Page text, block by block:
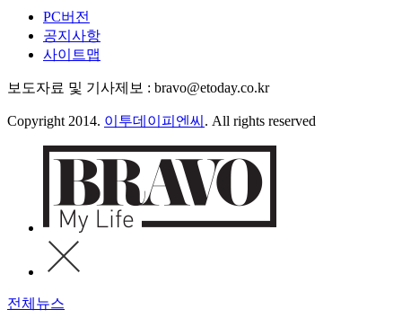
PC버전
공지사항
사이트맵
보도자료 및 기사제보 : bravo@etoday.co.kr
Copyright 2014. 이투데이피엔씨 . All rights reserved
전체뉴스